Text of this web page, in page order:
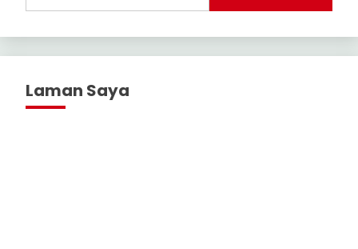
Laman Saya